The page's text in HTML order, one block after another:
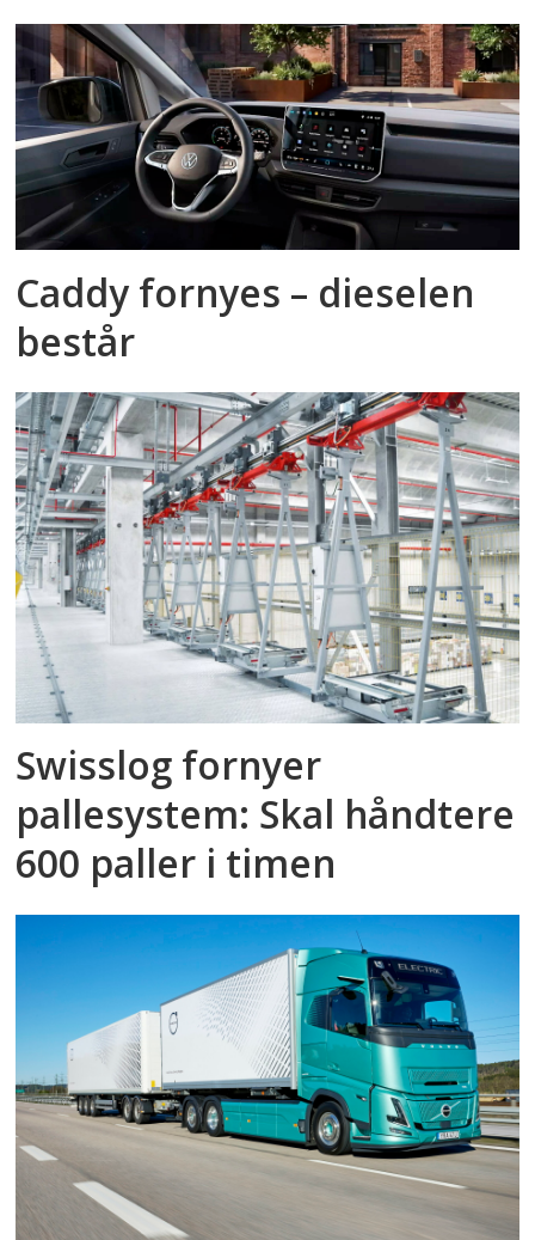
Caddy fornyes – dieselen
består
Swisslog fornyer
pallesystem: Skal håndtere
600 paller i timen